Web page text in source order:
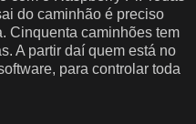
do caminhão é preciso
Cinquenta caminhões tem
A partir daí quem está no
para controlar toda